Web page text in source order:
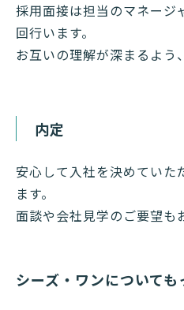
採用面接は担当のマネージ
回行います。
お互いの理解が深まるよう
内定
安心して入社を決めていた
ます。
面談や会社見学のご要望も
シーズ・ワンについても